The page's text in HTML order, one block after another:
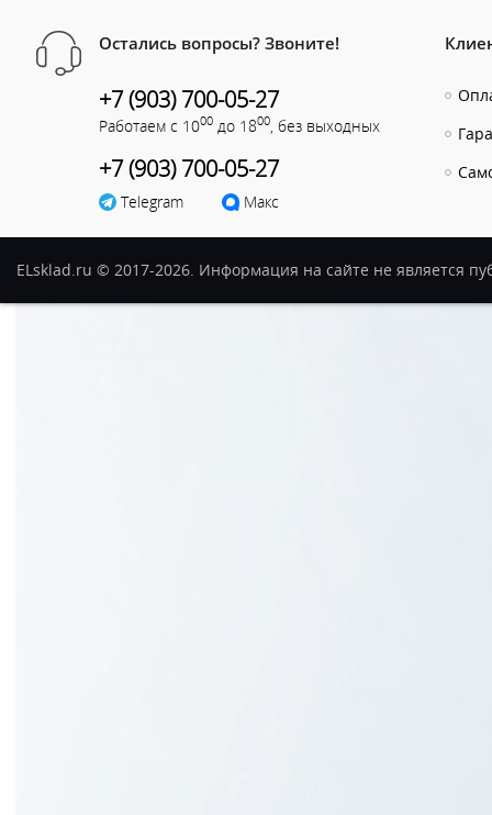
Остались вопросы? Звоните!
+7 (903) 700-05-27
Работаем с 1000 до 1800 , без выходных
+7 (903) 700-05-27
Telegram Макс
ELsklad.ru © 2017-2026. Информация на сайте не является